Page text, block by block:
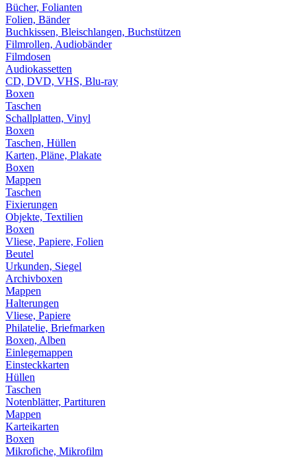
Bücher, Folianten
Folien, Bänder
Buchkissen, Bleischlangen, Buchstützen
Filmrollen, Audiobänder
Filmdosen
Audiokassetten
CD, DVD, VHS, Blu-ray
Boxen
Taschen
Schallplatten, Vinyl
Boxen
Taschen, Hüllen
Karten, Pläne, Plakate
Boxen
Mappen
Taschen
Fixierungen
Objekte, Textilien
Boxen
Vliese, Papiere, Folien
Beutel
Urkunden, Siegel
Archivboxen
Mappen
Halterungen
Vliese, Papiere
Philatelie, Briefmarken
Boxen, Alben
Einlegemappen
Einsteckkarten
Hüllen
Taschen
Notenblätter, Partituren
Mappen
Karteikarten
Boxen
Mikrofiche, Mikrofilm